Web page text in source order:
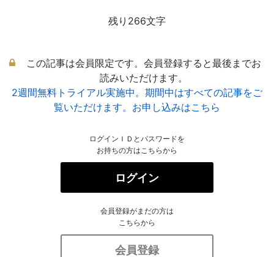
残り266文字
この記事は会員限定です。会員登録すると最後までお
読みいただけます。
2週間無料トライアル実施中。期間中はすべての記事をご
覧いただけます。お申し込みはこちら
ログインＩＤとパスワードを
お持ちの方はこちらから
ログイン
会員登録がまだの方は
こちらから
会員登録